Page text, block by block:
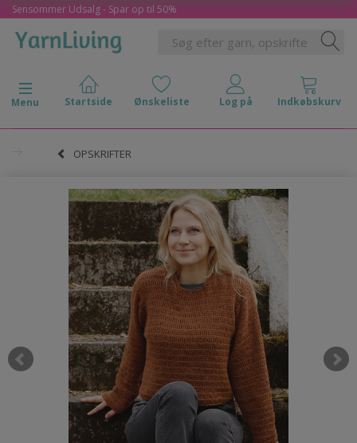
Sensommer Udsalg - Spar op til 50%
Skifte navigation
Menu
OPSKRIFTER